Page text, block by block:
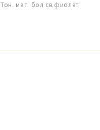
Тон. мат. бол cв.фиолет